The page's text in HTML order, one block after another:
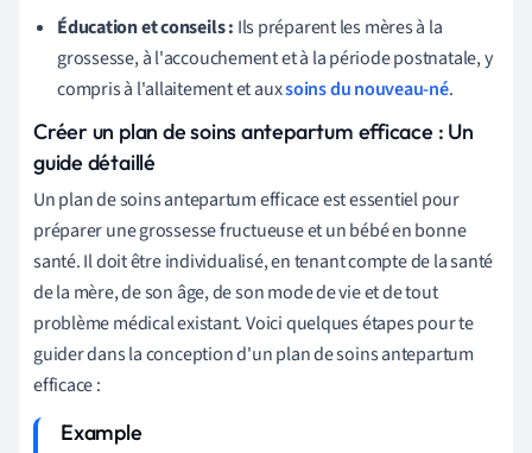
Éducation et conseils : Ils préparent les mères à la
grossesse, à l'accouchement et à la période postnatale, y
compris à l'allaitement et auxsoins du nouveau-né.
Créer un plan de soins antepartum efficace : Un
guide détaillé
Un plan de soins antepartum efficace est essentiel pour
préparer une grossesse fructueuse et un bébé en bonne
santé. Il doit être individualisé, en tenant compte de la santé
de la mère, de son âge, de son mode de vie et de tout
problème médical existant. Voici quelques étapes pour te
guider dans la conception d'un plan de soins antepartum
efficace :